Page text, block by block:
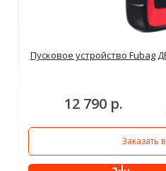
Пусковое устройство Fubag
12 790 р.
Заказать